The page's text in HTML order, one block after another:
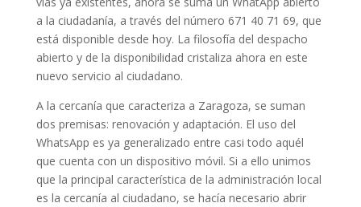
a la ciudadanía, a través del número 671 40 71 69, que
está disponible desde hoy. La filosofía del despacho
abierto y de la disponibilidad cristaliza ahora en este
nuevo servicio al ciudadano.
A la cercanía que caracteriza a Zaragoza, se suman
dos premisas: renovación y adaptación. El uso del
WhatsApp es ya generalizado entre casi todo aquél
que cuenta con un dispositivo móvil. Si a ello unimos
que la principal característica de la administración local
es la cercanía al ciudadano, se hacía necesario abrir